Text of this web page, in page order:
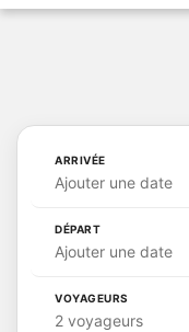
ARRIVÉE
Ajouter une date
DÉPART
Ajouter une date
VOYAGEURS
2 voyageurs